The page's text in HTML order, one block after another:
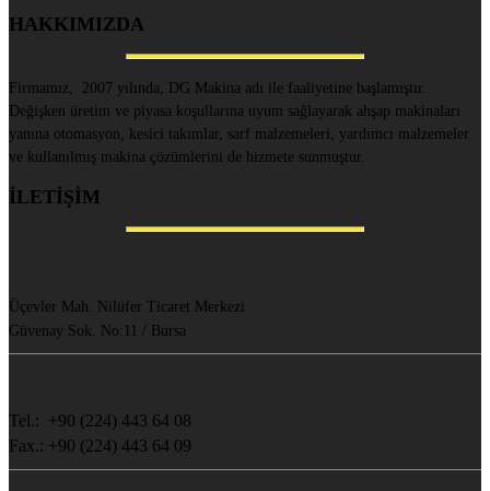
HAKKIMIZDA
Firmamız, 2007 yılında, DG Makina adı ile faaliyetine başlamıştır.
Değişken üretim ve piyasa koşullarına uyum sağlayarak ahşap makinaları
yanına otomasyon, kesici takımlar, sarf malzemeleri, yardımcı malzemeler
ve kullanılmış makina çözümlerini de hizmete sunmuştur.
İLETİŞİM
Üçevler Mah. Nilüfer Ticaret Merkezi
Güvenay Sok. No:11 / Bursa
Tel.: +90 (224) 443 64 08
Fax.: +90 (224) 443 64 09